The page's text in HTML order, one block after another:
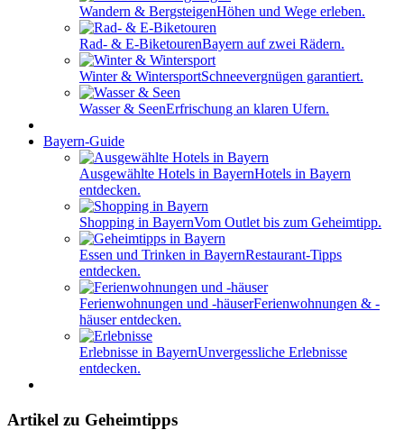
Wandern & BergsteigenHöhen und Wege erleben.
Rad- & E-BiketourenBayern auf zwei Rädern.
Winter & WintersportSchneevergnügen garantiert.
Wasser & SeenErfrischung an klaren Ufern.
Bayern-Guide
Ausgewählte Hotels in BayernHotels in Bayern
entdecken.
Shopping in BayernVom Outlet bis zum Geheimtipp.
Essen und Trinken in BayernRestaurant-Tipps
entdecken.
Ferienwohnungen und -häuserFerienwohnungen & -
häuser entdecken.
Erlebnisse in BayernUnvergessliche Erlebnisse
entdecken.
Artikel zu Geheimtipps